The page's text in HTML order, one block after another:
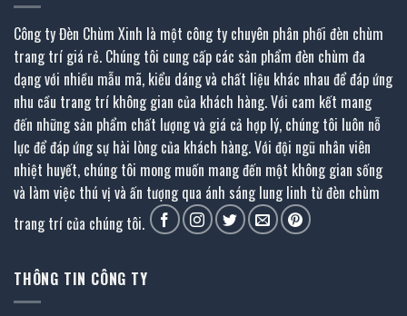
Công ty Đèn Chùm Xinh là một công ty chuyên phân phối đèn chùm
trang trí giá rẻ. Chúng tôi cung cấp các sản phẩm đèn chùm đa
dạng với nhiều mẫu mã, kiểu dáng và chất liệu khác nhau để đáp ứng
nhu cầu trang trí không gian của khách hàng. Với cam kết mang
đến những sản phẩm chất lượng và giá cả hợp lý, chúng tôi luôn nỗ
lực để đáp ứng sự hài lòng của khách hàng. Với đội ngũ nhân viên
nhiệt huyết, chúng tôi mong muốn mang đến một không gian sống
và làm việc thú vị và ấn tượng qua ánh sáng lung linh từ đèn chùm
trang trí của chúng tôi.
THÔNG TIN CÔNG TY